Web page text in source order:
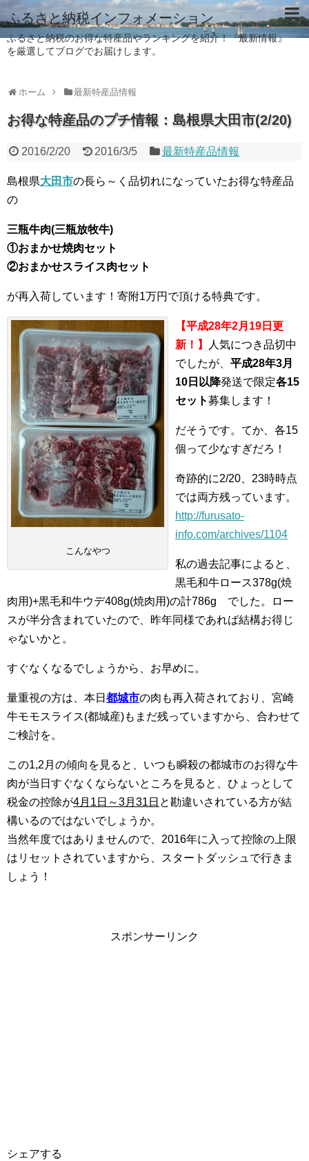
ふるさと納税インフォメーション
ふるさと納税のお得な特産品やランキングを紹介！『最新情報』
を厳選してブログでお届けします。
ホーム 最新特産品情報
お得な特産品のプチ情報：島根県大田市(2/20)
2016/2/20 2016/3/5 最新特産品情報
島根県大田市の長ら～く品切れになっていたお得な特産品
の
三瓶牛肉(三瓶放牧牛)
①おまかせ焼肉セット
②おまかせスライス肉セット
が再入荷しています！寄附1万円で頂ける特典です。
こんなやつ
【平成28年2月19日更
新！】
人気につき品切中
でしたが、 平成28年3月
10日以降発送で限定各15
セット募集します！
だそうです。てか、各15
個って少なすぎだろ！
奇跡的に2/20、23時時点
では両方残っています。
http://furusato-
info.com/archives/1104
私の過去記事によると、
黒毛和牛ロース378g(焼
肉用)+黒毛和牛ウデ408g(焼肉用)の計786g でした。ロー
スが半分含まれていたので、昨年同様であれば結構お得じ
ゃないかと。
すぐなくなるでしょうから、お早めに。
量重視の方は、本日 都城市の肉も再入荷されており、宮崎
牛モモスライス(都城産)もまだ残っていますから、合わせて
ご検討を。
この1,2月の傾向を見ると、いつも瞬殺の都城市のお得な牛
肉が当日すぐなくならないところを見ると、ひょっとして
税金の控除が4月1日～3月31日 と勘違いされている方が結
構いるのではないでしょうか。
当然年度ではありませんので、2016年に入って控除の上限
はリセットされていますから、スタートダッシュで行きま
しょう！
スポンサーリンク
シェアする